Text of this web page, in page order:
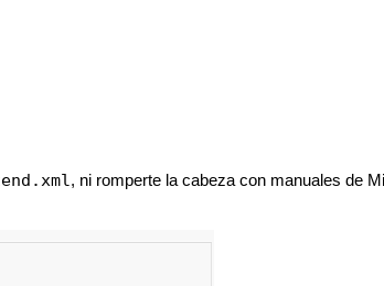
, ni romperte la cabeza con manuales de